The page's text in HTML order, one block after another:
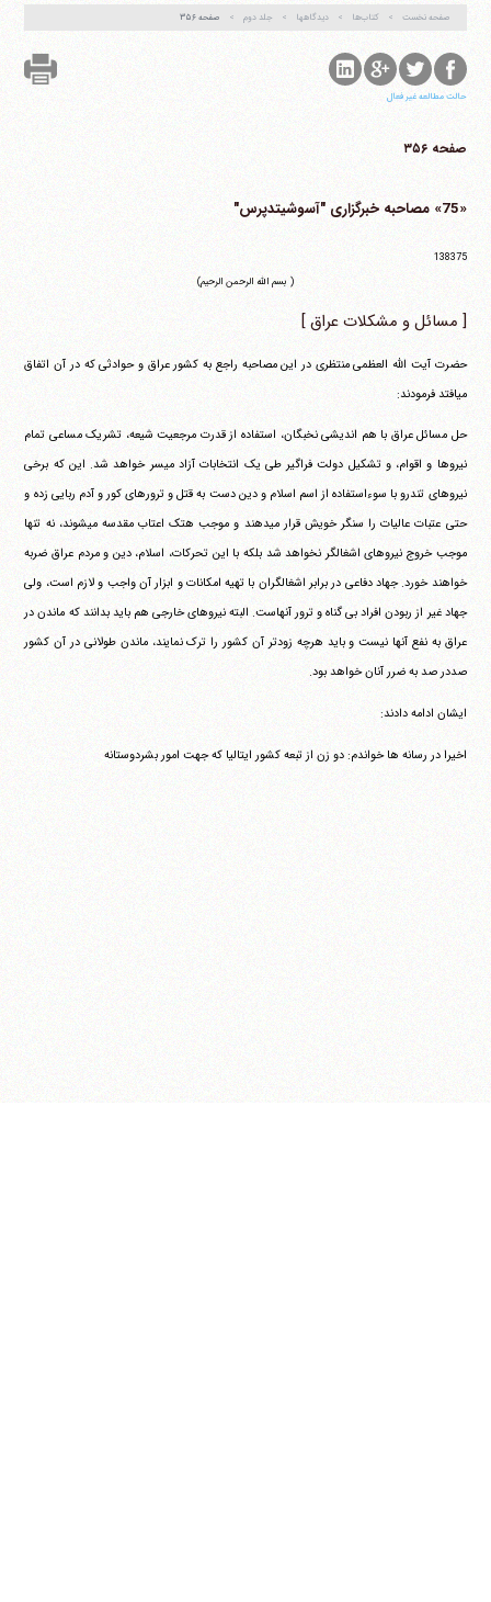
صفحه نخست کتاب‌ها دیدگاهها جلد دوم صفحه ۳۵۶
حالت مطالعه غیر فعال
صفحه ۳۵۶
«75» مصاحبه خبرگزاری "آسوشیتدپرس"
138375
( بسم الله الرحمن الرحیم)
[ مسائل و مشکلات عراق ]
حضرت آیت الله العظمی منتظری در این مصاحبه راجع به کشور عراق و حوادثی که در آن اتفاق
می‎افتد فرمودند:
حل مسائل عراق با هم اندیشی نخبگان، استفاده از قدرت مرجعیت شیعه، تشریک مساعی تمام
نیروها و اقوام، و تشکیل دولت فراگیر طی یک انتخابات آزاد میسر خواهد شد. این که برخی
نیروهای تندرو با سوءاستفاده از اسم اسلام و دین دست به قتل و ترورهای کور و آدم ربایی زده و
حتی عتبات عالیات را سنگر خویش قرار می‎دهند و موجب هتک اعتاب مقدسه می‎شوند، نه تنها
موجب خروج نیروهای اشغالگر نخواهد شد بلکه با این تحرکات، اسلام، دین و مردم عراق ضربه
خواهند خورد. جهاد دفاعی در برابر اشغالگران با تهیه امکانات و ابزار آن واجب و لازم است، ولی
جهاد غیر از ربودن افراد بی گناه و ترور آنهاست. البته نیروهای خارجی هم باید بدانند که ماندن در
عراق به نفع آنها نیست و باید هرچه زودتر آن کشور را ترک نمایند، ماندن طولانی در آن کشور
صددر صد به ضرر آنان خواهد بود.
ایشان ادامه دادند:
اخیرا در رسانه ها خواندم: دو زن از تبعه کشور ایتالیا که جهت امور بشردوستانه